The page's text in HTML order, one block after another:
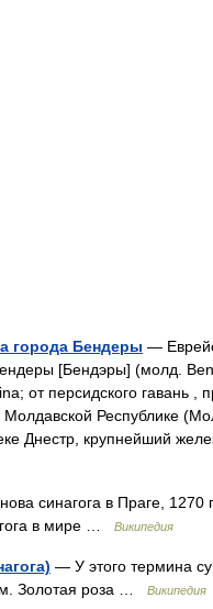
города Бендеры —
[Бендэры] (молд.
от персидского гавань ,
Молдавской Республике
Днестр, крупнейший
синагога в Праге, 1270
в мире …
Википедия
— У этого термина
Золотая роза …
Википедия